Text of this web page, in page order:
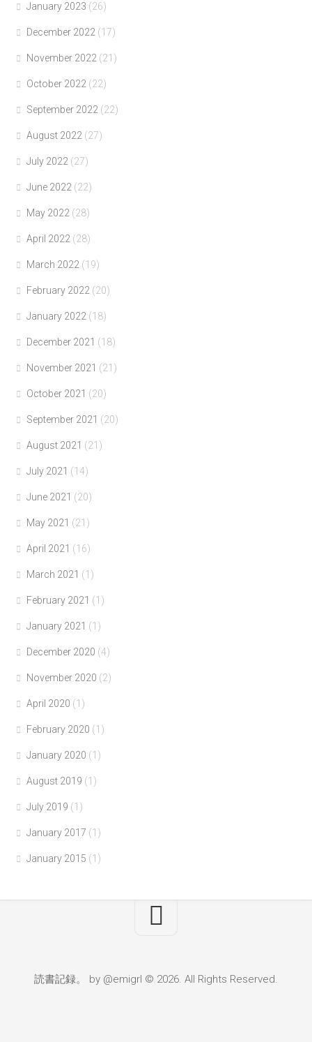
January 2023 (26)
December 2022 (17)
November 2022 (21)
October 2022 (22)
September 2022 (22)
August 2022 (27)
July 2022 (27)
June 2022 (22)
May 2022 (28)
April 2022 (28)
March 2022 (19)
February 2022 (20)
January 2022 (18)
December 2021 (18)
November 2021 (21)
October 2021 (20)
September 2021 (20)
August 2021 (21)
July 2021 (14)
June 2021 (20)
May 2021 (21)
April 2021 (16)
March 2021 (1)
February 2021 (1)
January 2021 (1)
December 2020 (4)
November 2020 (2)
April 2020 (1)
February 2020 (1)
January 2020 (1)
August 2019 (1)
July 2019 (1)
January 2017 (1)
January 2015 (1)
読書記録。 by @emigrl © 2026. All Rights Reserved.